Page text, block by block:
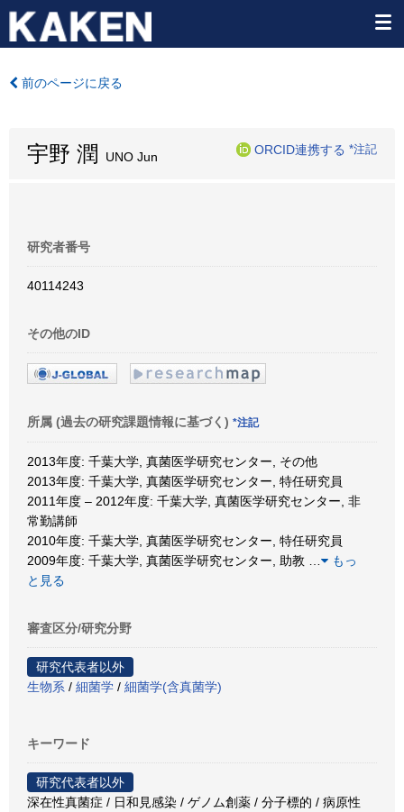
前のページに戻る
宇野 潤 UNO Jun
ORCID連携する *注記
研究者番号
40114243
その他のID
所属 (過去の研究課題情報に基づく) *注記
2013年度: 千葉大学, 真菌医学研究センター, その他
2013年度: 千葉大学, 真菌医学研究センター, 特任研究員
2011年度 – 2012年度: 千葉大学, 真菌医学研究センター, 非
常勤講師
2010年度: 千葉大学, 真菌医学研究センター, 特任研究員
2009年度: 千葉大学, 真菌医学研究センター, 助教
もっ
と見る
審査区分/研究分野
研究代表者以外
生物系 / 細菌学 / 細菌学(含真菌学)
キーワード
研究代表者以外
深在性真菌症 / 日和見感染 / ゲノム創薬 / 分子標的 / 病原性